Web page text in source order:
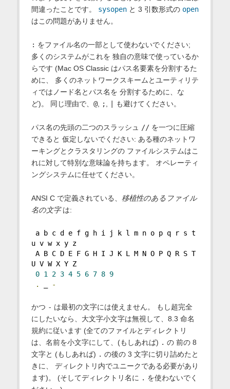
間違ったことです。 sysopenと 3 引数形式の open
はこの問題がありません。
: をファイル名の一部として使わないでください;
多くのシステムがこれを 独自の意味で使っているか
らです (Mac OS Classic はパス名要素を分割するた
めに、 多くのネットワークスキームとユーティリテ
ィではノード名とパス名を 分割するために、な
ど)。 同じ理由で、 @, ; も避けてください。
パス名の先頭の二つのスラッシュ //を一つに圧縮
できると 仮定しないでください: ある種のネットワ
ーキングとクラスタリングの ファイルシステムはこ
れに対して特別な意味論を持ちます。 オペレーティ
ングシステムに任せてください。
ANSI C で定義されている、 移植性のあるファイル
名の文字は:
a b c d e f g h i j k l m n o p q r s t
u v w x y z
A B C D E F G H I J K L M N O P Q R S T
U V W X Y Z
0 1 2 3 4 5 6 7 8 9
.
-
かつ - は最初の文字には使えません。 もし超完全
にしたいなら、大文字小文字は無視して、8.3 命名
規約に従います (全てのファイルとディレクトリ
は、名前を小文字にして、(もしあれば) . の 前の 8
文字と (もしあれば) . の後の 3 文字に切り詰めたと
きに、 ディレクトリ内でユニークである必要があり
ます)。 (そしてディレクトリ名に . を使わないでく